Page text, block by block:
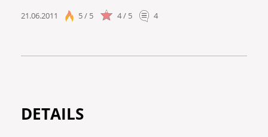
21.06.2011 5 / 5 4 / 5 4
DETAILS